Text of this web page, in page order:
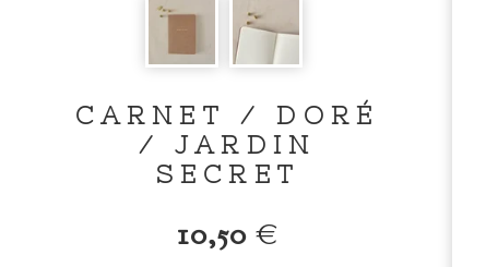
CARNET / DORÉ
/ JARDIN
SECRET
10,50 €